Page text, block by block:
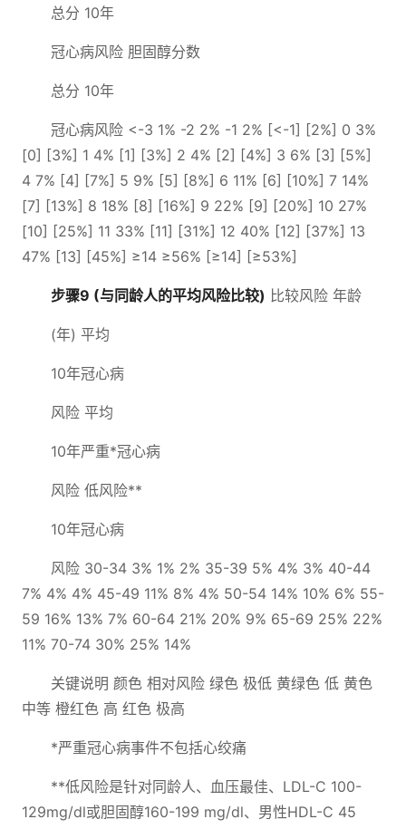
总分 10年
冠心病风险 胆固醇分数
总分 10年
冠心病风险 <-3 1% -2 2% -1 2% [<-1] [2%] 0 3%
[0] [3%] 1 4% [1] [3%] 2 4% [2] [4%] 3 6% [3] [5%]
4 7% [4] [7%] 5 9% [5] [8%] 6 11% [6] [10%] 7 14%
[7] [13%] 8 18% [8] [16%] 9 22% [9] [20%] 10 27%
[10] [25%] 11 33% [11] [31%] 12 40% [12] [37%] 13
47% [13] [45%] ≥14 ≥56% [≥14] [≥53%]
步骤9 (与同龄人的平均风险比较) 比较风险 年龄
(年) 平均
10年冠心病
风险 平均
10年严重*冠心病
风险 低风险**
10年冠心病
风险 30-34 3% 1% 2% 35-39 5% 4% 3% 40-44
7% 4% 4% 45-49 11% 8% 4% 50-54 14% 10% 6% 55-
59 16% 13% 7% 60-64 21% 20% 9% 65-69 25% 22%
11% 70-74 30% 25% 14%
关键说明 颜色 相对风险 绿色 极低 黄绿色 低 黄色
中等 橙红色 高 红色 极高
*严重冠心病事件不包括心绞痛
**低风险是针对同龄人、血压最佳、LDL-C 100-
129mg/dl或胆固醇160-199 mg/dl、男性HDL-C 45